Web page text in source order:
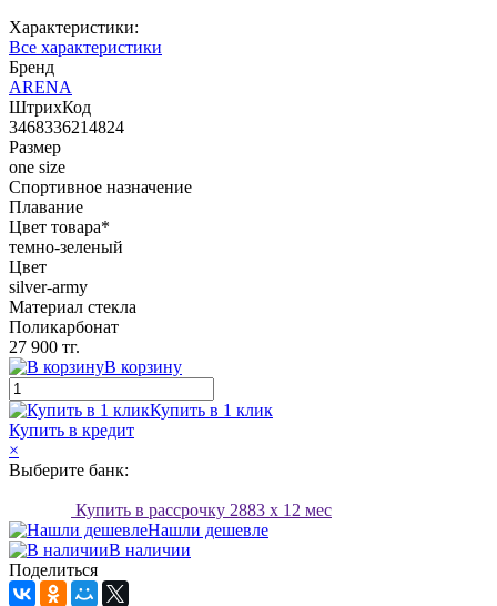
Характеристики:
Все характеристики
Бренд
ARENA
ШтрихКод
3468336214824
Размер
one size
Спортивное назначение
Плавание
Цвет товара*
темно-зеленый
Цвет
silver-army
Материал стекла
Поликарбонат
27 900 тг.
В корзину
Купить в 1 клик
Купить в кредит
×
Выберите банк:
Купить в рассрочку 2883 x 12 мес
Нашли дешевле
В наличии
Поделиться